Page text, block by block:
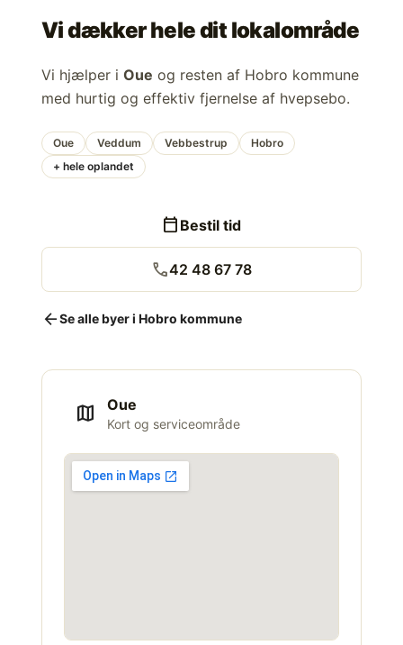
Vi dækker hele dit lokalområde
Vi hjælper i Oue og resten af Hobro kommune
med hurtig og effektiv fjernelse af hvepsebo.
Oue Veddum Vebbestrup
Hobro
+ hele oplandet
calendar_today Bestil tid
call42 48 67 78
arrow_backSe alle byer i Hobro kommune
map Oue
Kort og serviceområde